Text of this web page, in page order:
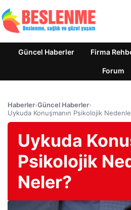
Güncel Haberler Firma
Forum
Haberler›Güncel Haberler›
Uykuda Konuşmanın Psikolojik
Uykuda
Psikolojik
Neler?